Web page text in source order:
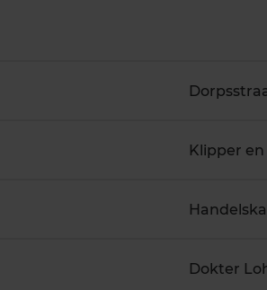
Klipper
Dokter